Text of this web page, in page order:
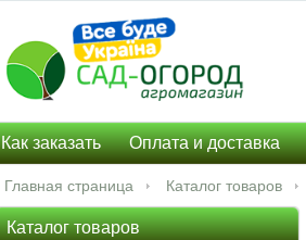
Как заказать Оплата и доставка
Главная страница Каталог товаров
Каталог товаров